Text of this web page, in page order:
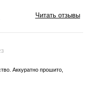
Читать отзывы
Аккуратно прошито,